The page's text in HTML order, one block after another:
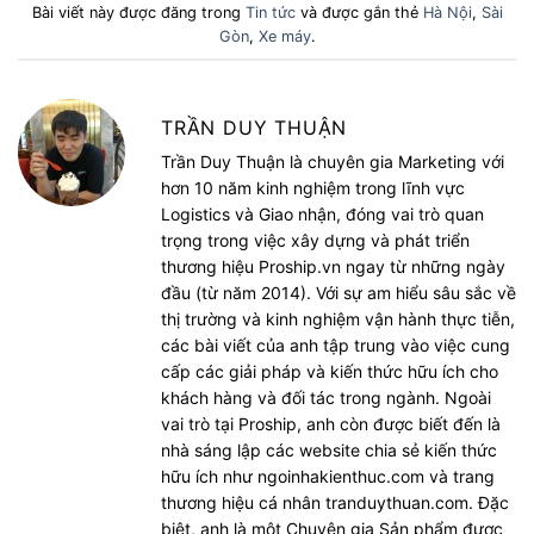
Bài viết này được đăng trong Tin tứcvà được gắn thẻ Hà Nội, Sài
Gòn, Xe máy.
TRẦN DUY THUẬN
Trần Duy Thuận là chuyên gia Marketing với
hơn 10 năm kinh nghiệm trong lĩnh vực
Logistics và Giao nhận, đóng vai trò quan
trọng trong việc xây dựng và phát triển
thương hiệu Proship.vn ngay từ những ngày
đầu (từ năm 2014). Với sự am hiểu sâu sắc về
thị trường và kinh nghiệm vận hành thực tiễn,
các bài viết của anh tập trung vào việc cung
cấp các giải pháp và kiến thức hữu ích cho
khách hàng và đối tác trong ngành. Ngoài
vai trò tại Proship, anh còn được biết đến là
nhà sáng lập các website chia sẻ kiến thức
hữu ích như ngoinhakienthuc.com và trang
thương hiệu cá nhân tranduythuan.com. Đặc
biệt, anh là một Chuyên gia Sản phẩm được